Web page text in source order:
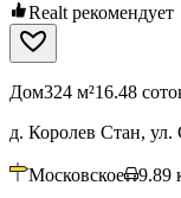
Realt рекомендует
Дом324 м²16.48
д. Королев Стан,
Московское 9.89